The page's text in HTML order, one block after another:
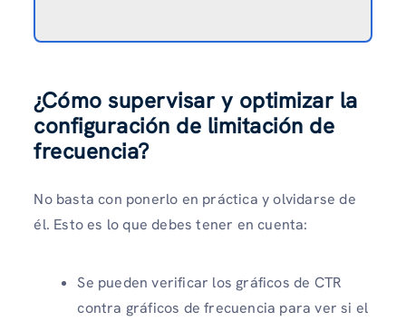
¿Cómo supervisar y optimizar la
configuración de limitación de
frecuencia?
No basta con ponerlo en práctica y olvidarse de
él. Esto es lo que debes tener en cuenta:
Se pueden verificar los gráficos de CTR
contra gráficos de frecuencia para ver si el